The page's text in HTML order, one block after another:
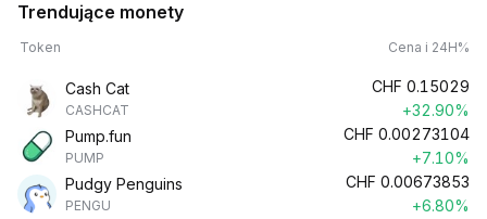
Trendujące monety
Token Cena i 24H%
Cash Cat
CASHCAT
CHF 0.15029
+32.90%
Pump.fun
PUMP
CHF 0.00273104
+7.10%
Pudgy Penguins
PENGU
CHF 0.00673853
+6.80%